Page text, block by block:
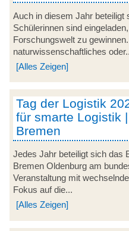
Auch in diesem Jahr beteiligt
Schülerinnen sind
Forschungswelt zu
naturwissenschaftliches
[Alles Zeigen]
Tag der Logistik
für smarte Logistik
Bremen
Jedes Jahr beteiligt sich das
Bremen Oldenburg am
Veranstaltung mit
Fokus auf die...
[Alles Zeigen]